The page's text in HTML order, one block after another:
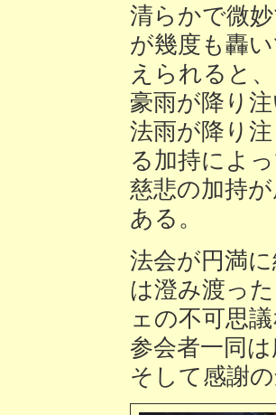
清らかで微
が幾度も轟
えられると
豪雨が降り
法雨が降り
る加持によ
慈悲の加持
ある。
法会が円満
は澄み渡っ
ェの不可思
参会者一同
そして感謝